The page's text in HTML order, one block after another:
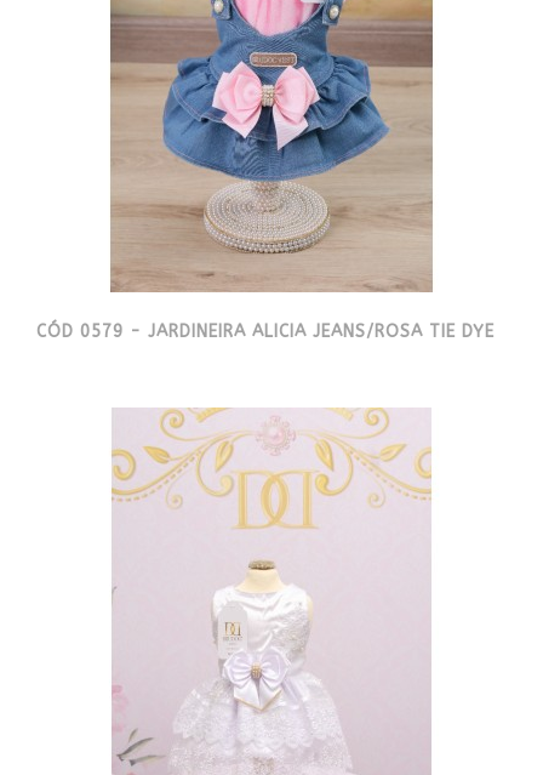
CÓD 0579 - JARDINEIRA ALICIA JEANS/ROSA TIE DYE